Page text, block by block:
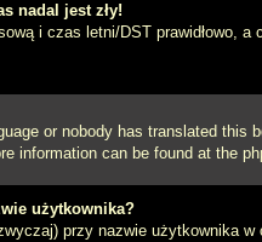
nadal jest zły!
i czas letni/DST prawidłowo,
or nobody has translated
information can be found at the
użytkownika?
przy nazwie użytkownika